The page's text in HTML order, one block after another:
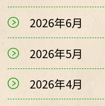
2026年6月
2026年5月
2026年4月